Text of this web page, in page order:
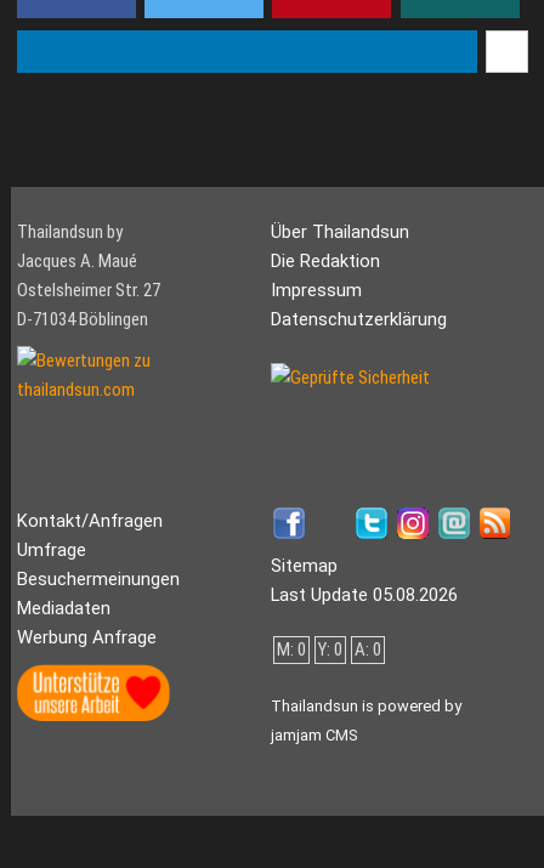
Thailandsun by
Jacques A. Maué
Ostelsheimer Str. 27
D-71034 Böblingen
Über Thailandsun
Die Redaktion
Impressum
Datenschutzerklärung
Kontakt/Anfragen
Umfrage
Besuchermeinungen
Mediadaten
Werbung Anfrage
Sitemap
Last Update 05.08.2026
M: 0 Y: 0 A: 0
Thailandsun is powered by
jamjam CMS